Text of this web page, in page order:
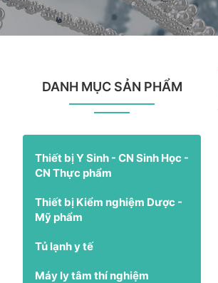
DANH MỤC SẢN PHẨM
Thiết bị Y Sinh - CN Sinh Học -
CN Thực phẩm
Thiết bị Kiểm nghiệm Dược -
Mỹ phẩm
Tủ lạnh y tế
Máy ly tâm thí nghiệm